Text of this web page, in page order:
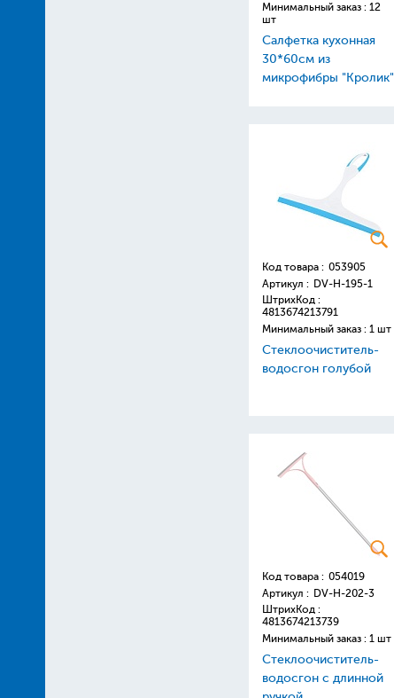
Минимальный заказ : 12
шт
Салфетка кухонная
30*60см из
микрофибры "Кролик"
Код товара : 053905
Артикул : DV-H-195-1
ШтрихКод :
4813674213791
Минимальный заказ : 1 шт
Стеклоочиститель-
водосгон голубой
Код товара : 054019
Артикул : DV-H-202-3
ШтрихКод :
4813674213739
Минимальный заказ : 1 шт
Стеклоочиститель-
водосгон с длинной